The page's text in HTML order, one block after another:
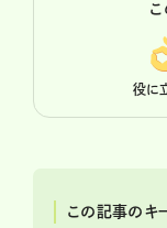
役に
この記事のキ